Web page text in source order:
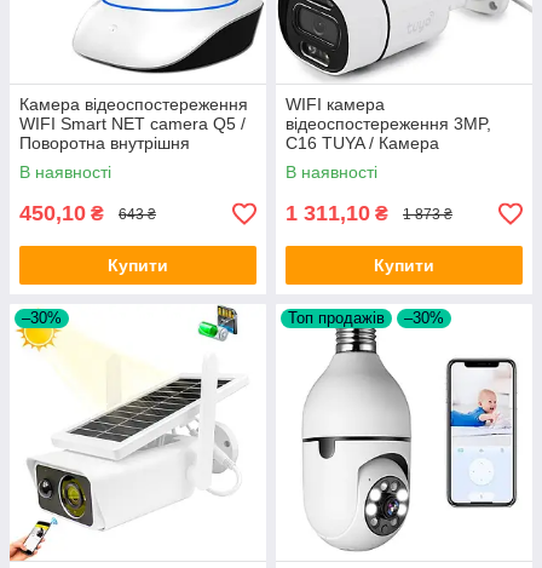
Камера відеоспостереження
WIFI Smart NET camera Q5 /
Поворотна внутрішня
розумна IP камера
В наявності
450,10 ₴ 643 ₴
Купити
WIFI камера
відеоспостереження 3MP,
C16 TUYA / Камера
зовнішнього
відеоспостереження /
В наявності
1 311,10 ₴ 1 873 ₴
Купити
–30% Топ продажів –30%